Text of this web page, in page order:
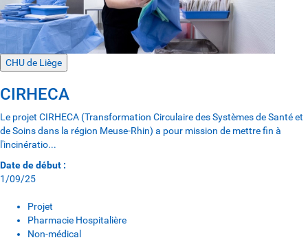
CHU de Liège
CIRHECA
Le projet CIRHECA (Transformation Circulaire des Systèmes de Santé et
de Soins dans la région Meuse-Rhin) a pour mission de mettre fin à
l'incinératio...
Date de début :
1/09/25
Projet
Pharmacie Hospitalière
Non-médical